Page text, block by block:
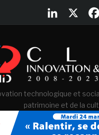
technologique et
patrimoine et de la